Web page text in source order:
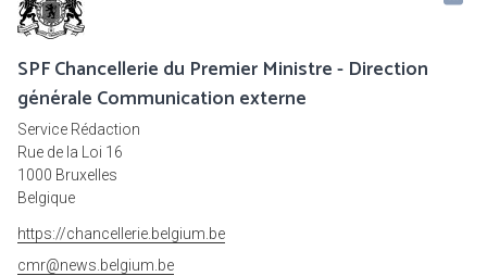
SPF Chancellerie du Premier Ministre - Direction
générale Communication externe
Service Rédaction
Rue de la Loi 16
1000 Bruxelles
Belgique
https://chancellerie.belgium.be
cmr@news.belgium.be